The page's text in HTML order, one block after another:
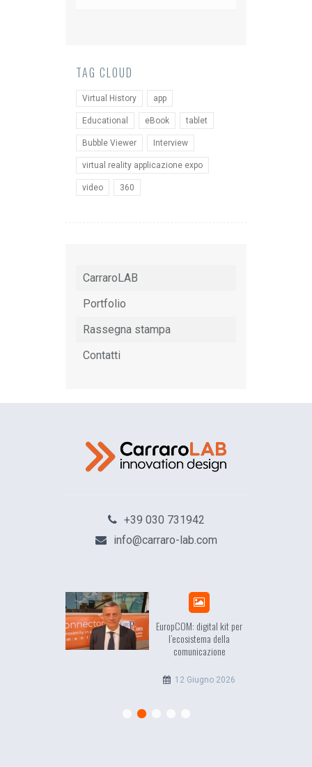
TAG CLOUD
Virtual History app
Educational eBook tablet
Bubble Viewer Interview
virtual reality applicazione expo
video 360
CarraroLAB
Portfolio
Rassegna stampa
Contatti
+39 030 731942
info@carraro-lab.com
EuropCOM: digital kit per
l’ecosistema della
comunicazione
12 Giugno 2026